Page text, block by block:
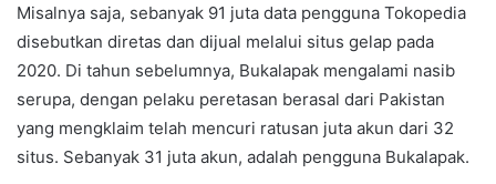
Misalnya saja, sebanyak 91 juta data pengguna Tokopedia
disebutkan diretas dan dijual melalui situs gelap pada
2020. Di tahun sebelumnya, Bukalapak mengalami nasib
serupa, dengan pelaku peretasan berasal dari Pakistan
yang mengklaim telah mencuri ratusan juta akun dari 32
situs. Sebanyak 31 juta akun, adalah pengguna Bukalapak.